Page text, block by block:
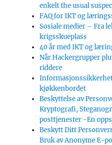
enkelt the usual
FAQ for IKT og
Sosiale medier – Fra
krigsskueplass
40 år med IKT og
Når Hackergrupper
riddere
kjøkkenbordet
Beskyttelse av
Kryptografi,
posttjenester -En
Beskytt Ditt
Bruk av Anonyme E-